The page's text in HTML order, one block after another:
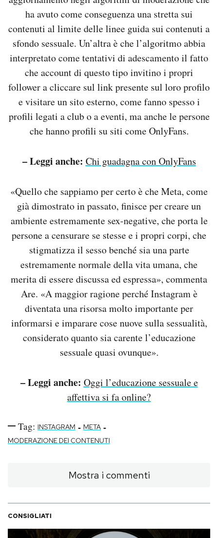
ha avuto come conseguenza una stretta sui
contenuti al limite delle linee guida sui contenuti a
sfondo sessuale. Un’altra è che l’algoritmo abbia
interpretato come tentativi di adescamento il fatto
che account di questo tipo invitino i propri
follower a cliccare sul link presente sul loro profilo
e visitare un sito esterno, come fanno spesso i
profili legati a club o a eventi, ma anche le persone
che hanno profili su siti come OnlyFans.
– Leggi anche: Chi guadagna con OnlyFans
«Quello che sappiamo per certo è che Meta, come
già dimostrato in passato, finisce per creare un
ambiente estremamente sex-negative, che porta le
persone a censurare se stesse e i propri corpi, che
stigmatizza il sesso benché sia una parte
estremamente normale della vita umana, che
merita di essere discussa ed espressa», commenta
Are. «A maggior ragione perché Instagram è
diventata una risorsa molto importante per
informarsi e imparare cose nuove sulla sessualità,
considerato quanto sia carente l’educazione
sessuale quasi ovunque».
– Leggi anche: Oggi l’educazione sessuale e
affettiva si fa online?
Tag: INSTAGRAM - META -
MODERAZIONE DEI CONTENUTI
Mostra i commenti
CONSIGLIATI